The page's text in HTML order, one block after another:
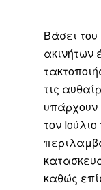
Βάσει του
ακινήτων
τις
υπάρχουν
τον
καθώς